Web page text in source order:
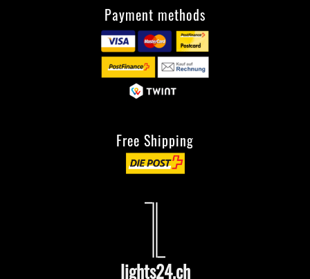
Payment methods
Free Shipping
lights24.ch